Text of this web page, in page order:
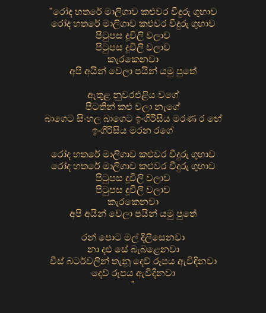
"රෝද හතරේ මාලිගාව කළුවර වීදුරු ගුහාව
රෝද හතරේ මාලිගාව කළුවර වීදුරු ගුහාව
පිටුපස දූවිලි වලාව
පිටුපස දූවිලි වලාව
කැරකෙනවා
අපි අයින් වෙලා පයින් යමු පුතේ
ඇතුළ නුවරඑළිය වගේ
පිටතින් කළු වලා නැගේ
බාගෙට සිංහල බාගෙට ඉංගිරිසිය මරණ ර ඟේ
ඉංගිරිසිය මරන රගේ
රෝද හතරේ මාලිගාව කළුවර වීදුරු ගුහාව
රෝද හතරේ මාලිගාව කළුවර වීදුරු ගුහාව
පිටුපස දූවිලි වලාව
පිටුපස දූවිලි වලාව
කැරකෙනවා
අපි අයින් වෙලා පයින් යමු පුතේ
රන් පොට මල් දිලිසෙනවා
නා දළු සේ බැබළෙනවා
චීස් බටර්වලින් තැනූ දෙව් රූපය ඇවිඳිනවා
දෙව් රූපය ඇවිදිනවා
"